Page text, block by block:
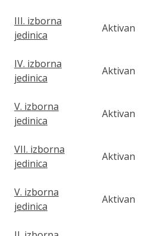
III. izborna
jedinica
Aktivan
IV. izborna
jedinica
Aktivan
V. izborna
jedinica
Aktivan
VII. izborna
jedinica
Aktivan
V. izborna
jedinica
Aktivan